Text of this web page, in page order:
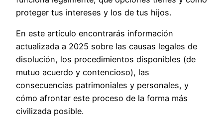
proteger tus intereses y los de tus hijos.
En este artículo encontrarás información
actualizada a 2025 sobre las causas legales de
disolución, los procedimientos disponibles (de
mutuo acuerdo y contencioso), las
consecuencias patrimoniales y personales, y
cómo afrontar este proceso de la forma más
civilizada posible.